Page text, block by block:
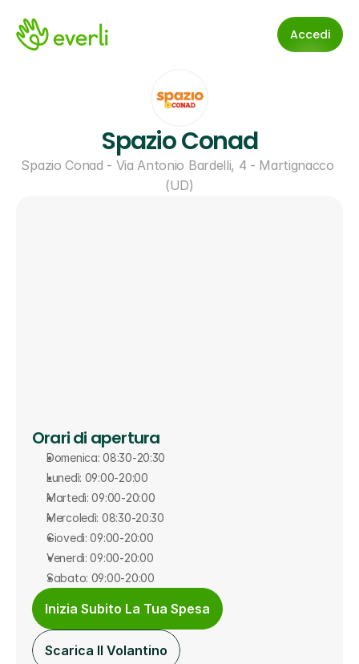
Accedi
Spazio Conad
Spazio Conad - Via Antonio Bardelli, 4 - Martignacco
(UD)
Orari di apertura
Domenica: 08:30-20:30
Lunedì: 09:00-20:00
Martedì: 09:00-20:00
Mercoledì: 08:30-20:30
Giovedì: 09:00-20:00
Venerdì: 09:00-20:00
Sabato: 09:00-20:00
Inizia Subito La Tua Spesa
Scarica Il Volantino